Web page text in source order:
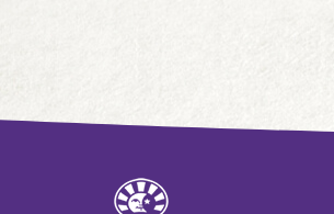
高蛋白